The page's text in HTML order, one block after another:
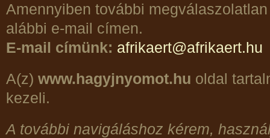
Amennyiben további
alábbi e-mail címen.
E-mail címünk: afrikaert@afrikaert.hu
A(z) www.hagyjnyomot.hu oldal
kezeli.
A további navigáláshoz kérem,